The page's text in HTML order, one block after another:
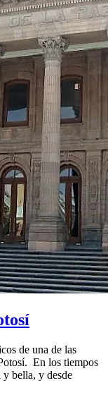
de una de las
En los tiempos
y bella, y desde